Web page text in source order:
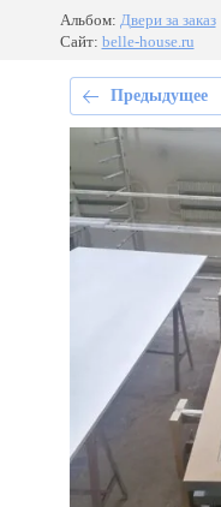
Альбом: Двери за заказ
Сайт: belle-house.ru
Предыдущее